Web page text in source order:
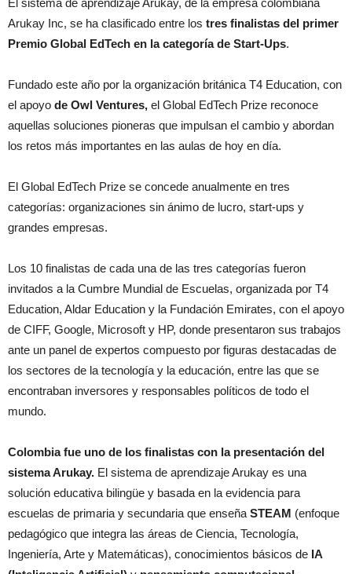
El sistema de aprendizaje Arukay, de la empresa colombiana
Arukay Inc, se ha clasificado entre los tres finalistas del primer
Premio Global EdTech en la categoría de Start-Ups.
Fundado este año por la organización británica T4 Education, con
el apoyo de Owl Ventures, el Global EdTech Prize reconoce
aquellas soluciones pioneras que impulsan el cambio y abordan
los retos más importantes en las aulas de hoy en día.
El Global EdTech Prize se concede anualmente en tres
categorías: organizaciones sin ánimo de lucro, start-ups y
grandes empresas.
Los 10 finalistas de cada una de las tres categorías fueron
invitados a la Cumbre Mundial de Escuelas, organizada por T4
Education, Aldar Education y la Fundación Emirates, con el apoyo
de CIFF, Google, Microsoft y HP, donde presentaron sus trabajos
ante un panel de expertos compuesto por figuras destacadas de
los sectores de la tecnología y la educación, entre las que se
encontraban inversores y responsables políticos de todo el
mundo.
Colombia fue uno de los finalistas con la presentación del
sistema Arukay. El sistema de aprendizaje Arukay es una
solución educativa bilingüe y basada en la evidencia para
escuelas de primaria y secundaria que enseña STEAM (enfoque
pedagógico que integra las áreas de Ciencia, Tecnología,
Ingeniería, Arte y Matemáticas), conocimientos básicos de IA